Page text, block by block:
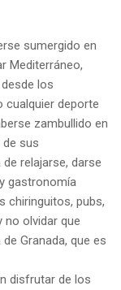
sumergido en
Mediterráneo,
los
cualquier deporte
zambullido en
sus
relajarse, darse
gastronomía
chiringuitos, pubs,
no olvidar que
Granada, que es
disfrutar de los